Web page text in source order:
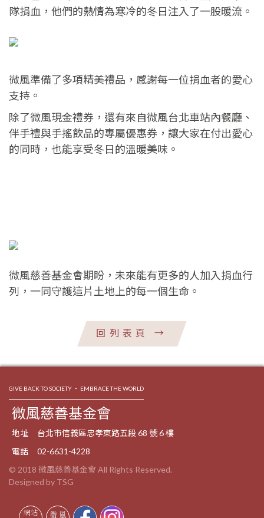
隊捐血，他們的熱情為寒冷的冬日注入了一股暖流。
微風準備了多項精美禮品，感謝每一位捐血者的愛心
支持。
除了微風現金禮券，還有來自微風台北車站內餐廳、
伴手禮與手搖飲品的專屬優惠券，讓大家在付出愛心
的同時，也能享受冬日的溫暖美味。
微風慈善基金會期盼，未來能有更多的人加入捐血行
列，一同守護這片土地上的每一個生命。
回列表頁→
GIVE BACK TO SOCIETY ‧ EMBRACE THE WORLD
微風慈善基金會
地址
台北市信義區忠孝東路五段 68 號 6 樓
電話
02-6631-4228
© 2018 微風慈善基金會 All Rights Reserved.
Designed by TSG
網站